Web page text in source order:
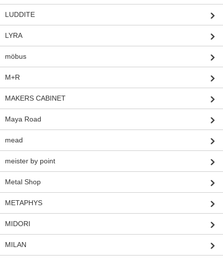
LUDDITE
LYRA
möbus
M+R
MAKERS CABINET
Maya Road
mead
meister by point
Metal Shop
METAPHYS
MIDORI
MILAN